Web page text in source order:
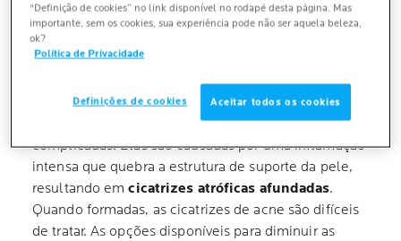
COMO SE LIVRAR DAS
CICATRIZES CAUSADAS PELA
As cicatrizes causadas pela acne são mais
complicadas. Elas são causadas por uma inflamação
intensa que quebra a estrutura de suporte da pele,
resultando emcicatrizes atróficas afundadas.
Quando formadas, as cicatrizes de acne são difíceis
de tratar. As opções disponíveis para diminuir as
“Definição de cookies” no link disponível no rodapé desta página. Mas
importante, sem os cookies, sua experiência pode não ser aquela beleza,
ok?
Política de Privacidade
Definições de cookies Aceitar todos os cookies